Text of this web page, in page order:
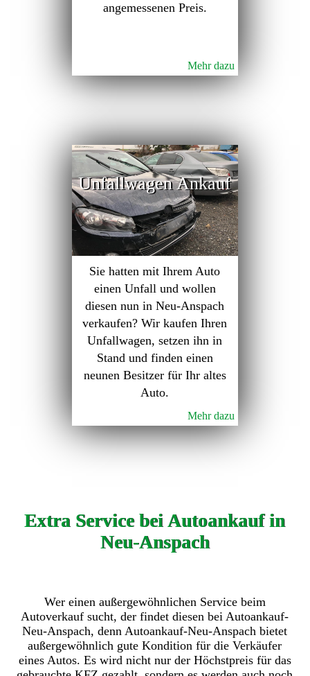
angemessenen Preis.
Mehr dazu
Unfallwagen Ankauf
Sie hatten mit Ihrem Auto
einen Unfall und wollen
diesen nun in Neu-Anspach
verkaufen? Wir kaufen Ihren
Unfallwagen, setzen ihn in
Stand und finden einen
neunen Besitzer für Ihr altes
Auto.
Mehr dazu
Extra Service bei Autoankauf in
Neu-Anspach
Wer einen außergewöhnlichen Service beim
Autoverkauf sucht, der findet diesen bei Autoankauf-
Neu-Anspach, denn Autoankauf-Neu-Anspach bietet
außergewöhnlich gute Kondition für die Verkäufer
eines Autos. Es wird nicht nur der Höchstpreis für das